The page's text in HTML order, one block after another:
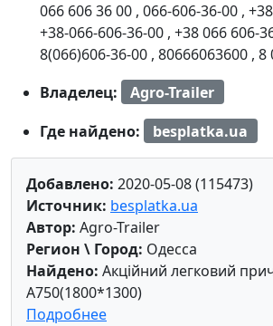
066 606 36 00 , 066-606-36-00 ,
+38-066-606-36-00 , +38 066 606-
8(066)606-36-00 , 80666063600 , 8
Владелец:
Agro-Trailer
Где найдено:
besplatka.ua
Добавлено: 2020-05-08 (115473)
Источник: besplatka.ua
Автор: Agro-Trailer
Регион \ Город: Одесса
Найдено: Акційний легковий
A750(1800*1300)
Подробнее